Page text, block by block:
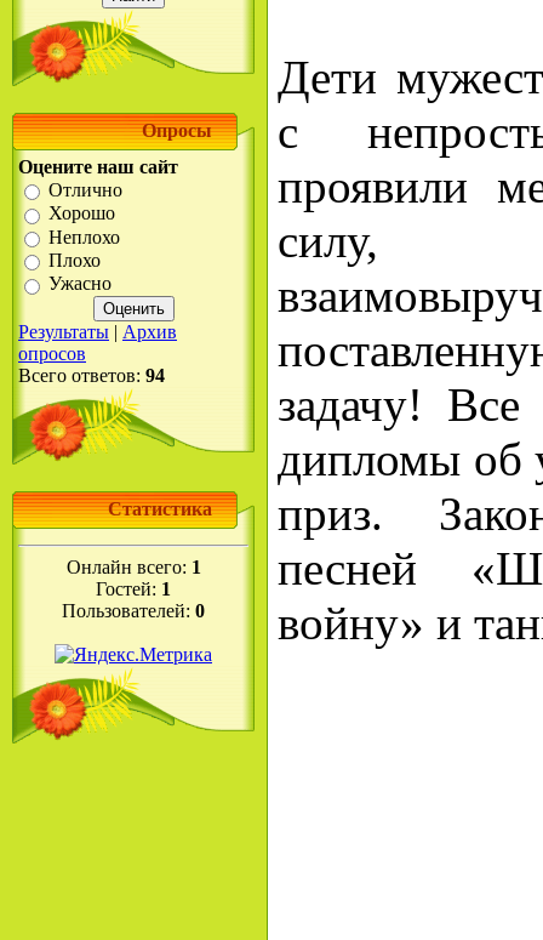
Опросы
Оцените наш сайт
Отлично
Хорошо
Неплохо
Плохо
Ужасно
Результаты | Архив
опросов
Всего ответов: 94
Статистика
Онлайн всего: 1
Гостей: 1
Пользователей: 0
Дети
с
проявили
силу,
задачу!
дипломы об
приз.
песней
войну» и